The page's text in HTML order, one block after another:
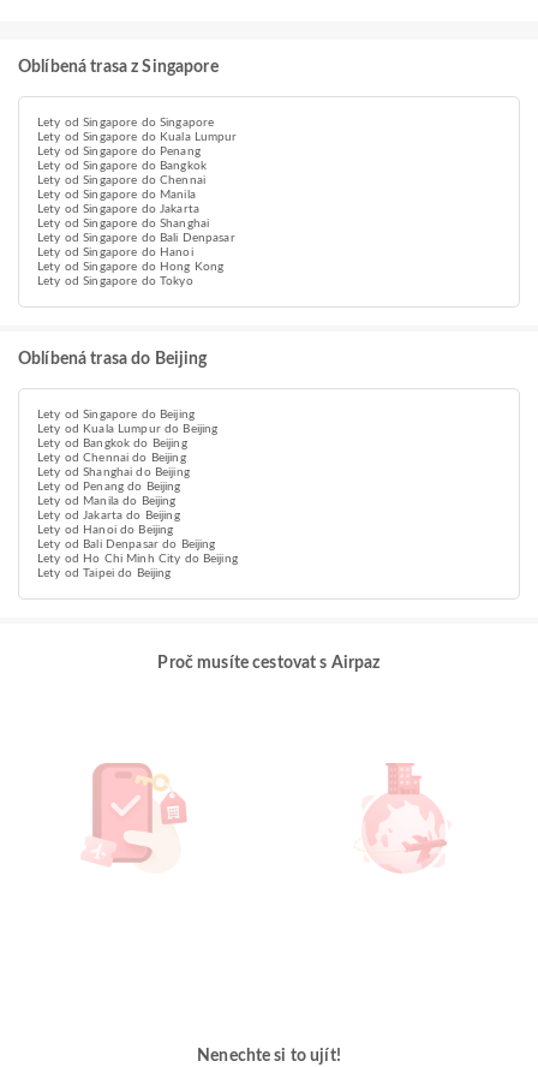
Oblíbená trasa z Singapore
Lety od Singapore do Singapore
Lety od Singapore do Kuala Lumpur
Lety od Singapore do Penang
Lety od Singapore do Bangkok
Lety od Singapore do Chennai
Lety od Singapore do Manila
Lety od Singapore do Jakarta
Lety od Singapore do Shanghai
Lety od Singapore do Bali Denpasar
Lety od Singapore do Hanoi
Lety od Singapore do Hong Kong
Lety od Singapore do Tokyo
Oblíbená trasa do Beijing
Lety od Singapore do Beijing
Lety od Kuala Lumpur do Beijing
Lety od Bangkok do Beijing
Lety od Chennai do Beijing
Lety od Shanghai do Beijing
Lety od Penang do Beijing
Lety od Manila do Beijing
Lety od Jakarta do Beijing
Lety od Hanoi do Beijing
Lety od Bali Denpasar do Beijing
Lety od Ho Chi Minh City do Beijing
Lety od Taipei do Beijing
Proč musíte cestovat s Airpaz
Nenechte si to ujít!